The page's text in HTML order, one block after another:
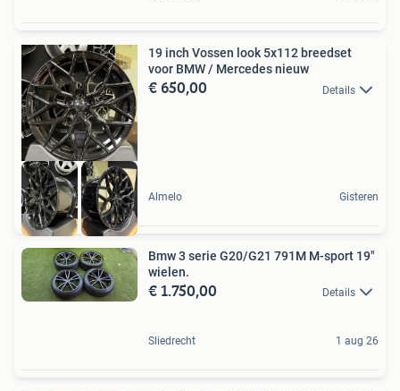
19 inch Vossen look 5x112 breedset
voor BMW / Mercedes nieuw
€ 650,00 Details
Almelo Gisteren
Bmw 3 serie G20/G21 791M M-sport 19"
wielen.
€ 1.750,00 Details
Sliedrecht 1 aug 26